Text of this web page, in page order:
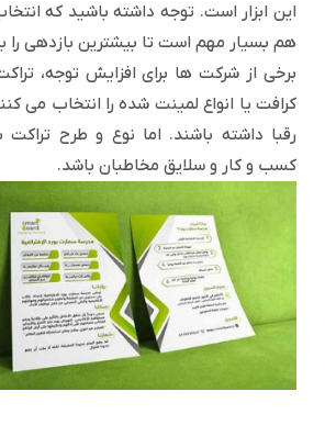
این ابزار است. توجه داشته باشید که
هم بسیار مهم است تا بیشترین بازدهی را
برخی از شرکت ها برای افزایش توجه،
کرافت یا انواع لمینت شده را انتخاب می
رقبا داشته باشند. اما نوع و طرح تراکت
کسب و کار و سلایق مخاطبان باشد.